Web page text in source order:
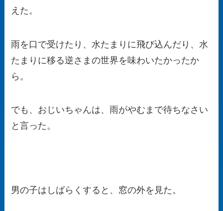
えた。
雨を口で受けたり、水たまりに飛び込んだり、水
たまりに移る逆さまの世界を味わいたかったか
ら。
でも、おじいちゃんは、雨がやむまで待ちなさい
と言った。
男の子はしばらくすると、窓の外を見た。